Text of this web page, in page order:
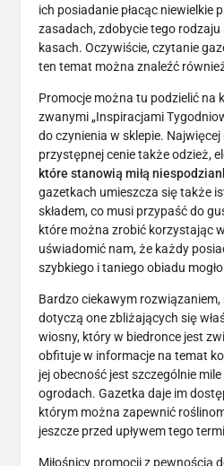
ich posiadanie płacąc
zasadach, zdobycie tego
kasach. Oczywiście, czytanie
ten temat można znaleźć
Promocje można tu podzielić na
zwanymi „Inspiracjami
do czynienia w sklepie.
przystępnej cenie także odzież,
które stanowią miłą
gazetkach umieszcza się także
składem, co musi przypaść do
które można zrobić korzystając
uświadomić nam, że każdy
szybkiego i taniego obiadu
Bardzo ciekawym
dotyczą one zbliżających się
wiosny, który w biedronce jest
obfituje w informacje na temat
jej obecność jest szczególnie
ogrodach. Gazetka daje im
którym można zapewnić
jeszcze przed upływem tego
Miłośnicy promocji z pewnością